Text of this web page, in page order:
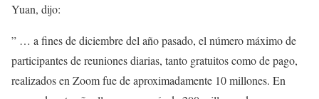
Yuan, dijo:
” … a fines de diciembre del año pasado, el número máximo de
participantes de reuniones diarias, tanto gratuitos como de pago,
realizados en Zoom fue de aproximadamente 10 millones. En